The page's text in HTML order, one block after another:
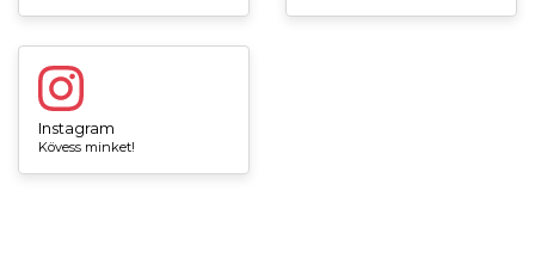
Instagram
Kövess minket!